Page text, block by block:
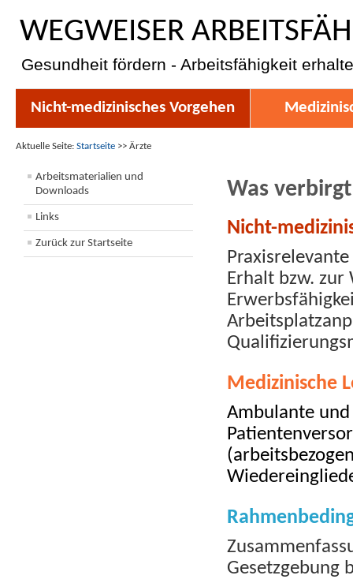
WEGWEISER
Gesundheit fördern - Arbeitsfähigkeit
Nicht-medizinisches Vorgehen
Aktuelle Seite: Startseite >> Ärzte
Arbeitsmaterialien und
Downloads
Links
Zurück zur Startseite
Was
Nicht-
Erhalt bzw.
Medizinische
Ambulante
Gesetzgebung